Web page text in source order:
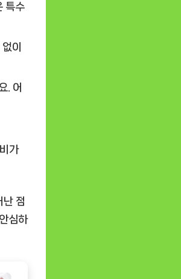
특수
이
. 어
가
난 점
심하